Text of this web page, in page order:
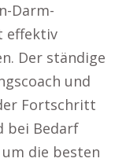
Darm-
effektiv
Der ständige
und
Fortschritt
bei Bedarf
die besten